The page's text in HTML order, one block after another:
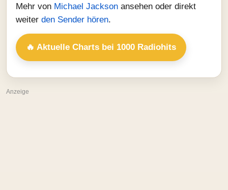
Mehr von Michael Jackson ansehen oder direkt
weiter den Sender hören.
🔥 Aktuelle Charts bei 1000 Radiohits
Anzeige